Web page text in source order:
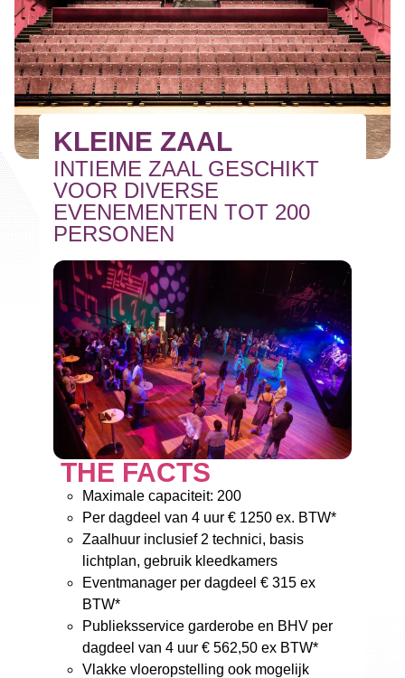
KLEINE ZAAL
INTIEME ZAAL GESCHIKT
VOOR DIVERSE
EVENEMENTEN TOT 200
PERSONEN
THE FACTS
Maximale capaciteit: 200
Per dagdeel van 4 uur € 1250 ex. BTW*
Zaalhuur inclusief 2 technici, basis
lichtplan, gebruik kleedkamers
Eventmanager per dagdeel € 315 ex
BTW*
Publieksservice garderobe en BHV per
dagdeel van 4 uur € 562,50 ex BTW*
Vlakke vloeropstelling ook mogelijk